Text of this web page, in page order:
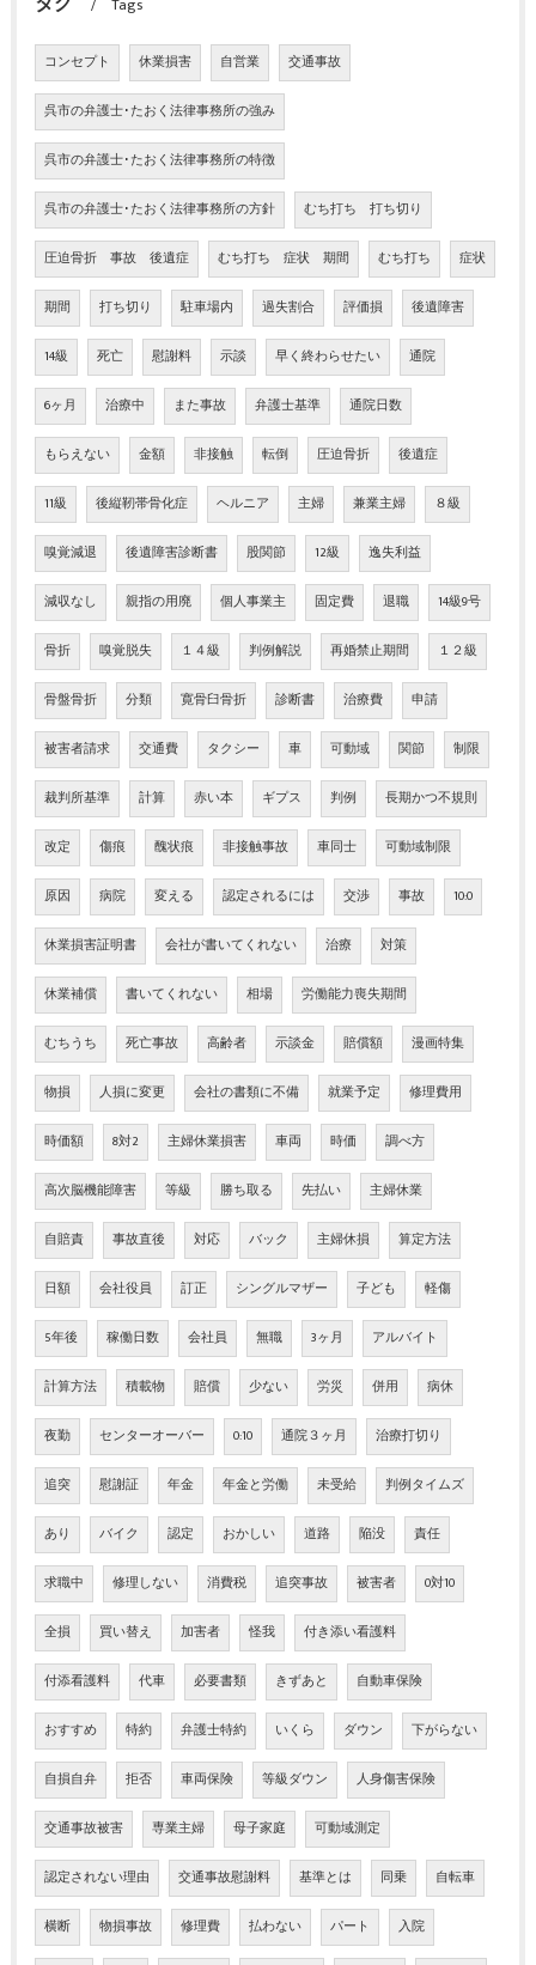
Tags
コンセプト 休業損害 自営業 交通事故
呉市の弁護士･たおく法律事務所の強み
呉市の弁護士･たおく法律事務所の特徴
呉市の弁護士･たおく法律事務所の方針 むち打ち 打ち切り
圧迫骨折 事故 後遺症 むち打ち 症状 期間 むち打ち 症状
期間 打ち切り 駐車場内 過失割合 評価損 後遺障害
14級 死亡 慰謝料 示談 早く終わらせたい 通院
6ヶ月 治療中 また事故 弁護士基準 通院日数
もらえない 金額 非接触 転倒 圧迫骨折 後遺症
11級 後縦靭帯骨化症 ヘルニア 主婦 兼業主婦 ８級
嗅覚減退 後遺障害診断書 股関節 12級 逸失利益
減収なし 親指の用廃 個人事業主 固定費 退職 14級9号
骨折 嗅覚脱失 １４級 判例解説 再婚禁止期間 １２級
骨盤骨折 分類 寛骨臼骨折 診断書 治療費 申請
被害者請求 交通費 タクシー 車 可動域 関節 制限
裁判所基準 計算 赤い本 ギプス 判例 長期かつ不規則
改定 傷痕 醜状痕 非接触事故 車同士 可動域制限
原因 病院 変える 認定されるには 交渉 事故 10:0
休業損害証明書 会社が書いてくれない 治療 対策
休業補償 書いてくれない 相場 労働能力喪失期間
むちうち 死亡事故 高齢者 示談金 賠償額 漫画特集
物損 人損に変更 会社の書類に不備 就業予定 修理費用
時価額 8対2 主婦休業損害 車両 時価 調べ方
高次脳機能障害 等級 勝ち取る 先払い 主婦休業
自賠責 事故直後 対応 バック 主婦休損 算定方法
日額 会社役員 訂正 シングルマザー 子ども 軽傷
5年後 稼働日数 会社員 無職 3ヶ月 アルバイト
計算方法 積載物 賠償 少ない 労災 併用 病休
夜勤 センターオーバー 0:10 通院３ヶ月 治療打切り
追突 慰謝証 年金 年金と労働 未受給 判例タイムズ
あり バイク 認定 おかしい 道路 陥没 責任
求職中 修理しない 消費税 追突事故 被害者 0対10
全損 買い替え 加害者 怪我 付き添い看護料
付添看護料 代車 必要書類 きずあと 自動車保険
おすすめ 特約 弁護士特約 いくら ダウン 下がらない
自損自弁 拒否 車両保険 等級ダウン 人身傷害保険
交通事故被害 専業主婦 母子家庭 可動域測定
認定されない理由 交通事故慰謝料 基準とは 同乗 自転車
横断 物損事故 修理費 払わない パート 入院